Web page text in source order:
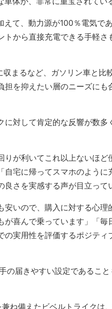
て、動力源が100％電気で
から直接充電できる手軽さ
まるなど、ガソリン車と比
を抑えたい層のニーズにも
対して肯定的な反響が数多
りが利いてこれ以上ないほど
自宅に帰ってスマホのように
さを実感する声が目立って
いので、購入に対する心理
が喜んで乗っています」「毎
実用性を評価するポジティ
届きやすい設定であること
ね備えたビベルトライクは